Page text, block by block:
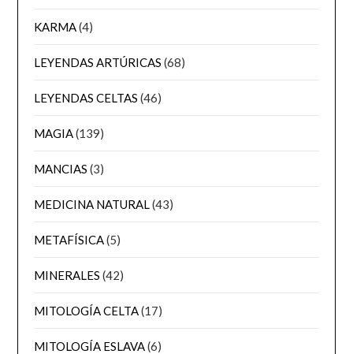
KARMA(4)
LEYENDAS ARTÚRICAS (68)
LEYENDAS CELTAS (46)
MAGIA(139)
MANCIAS (3)
MEDICINA NATURAL(43)
METAFÍSICA(5)
MINERALES (42)
MITOLOGÍA CELTA(17)
MITOLOGÍA ESLAVA(6)